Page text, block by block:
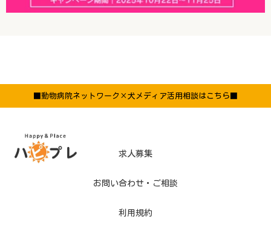
■動物病院ネットワーク×犬メディア活用相談はこちら■
求人募集
お問い合わせ・ご相談
利用規約